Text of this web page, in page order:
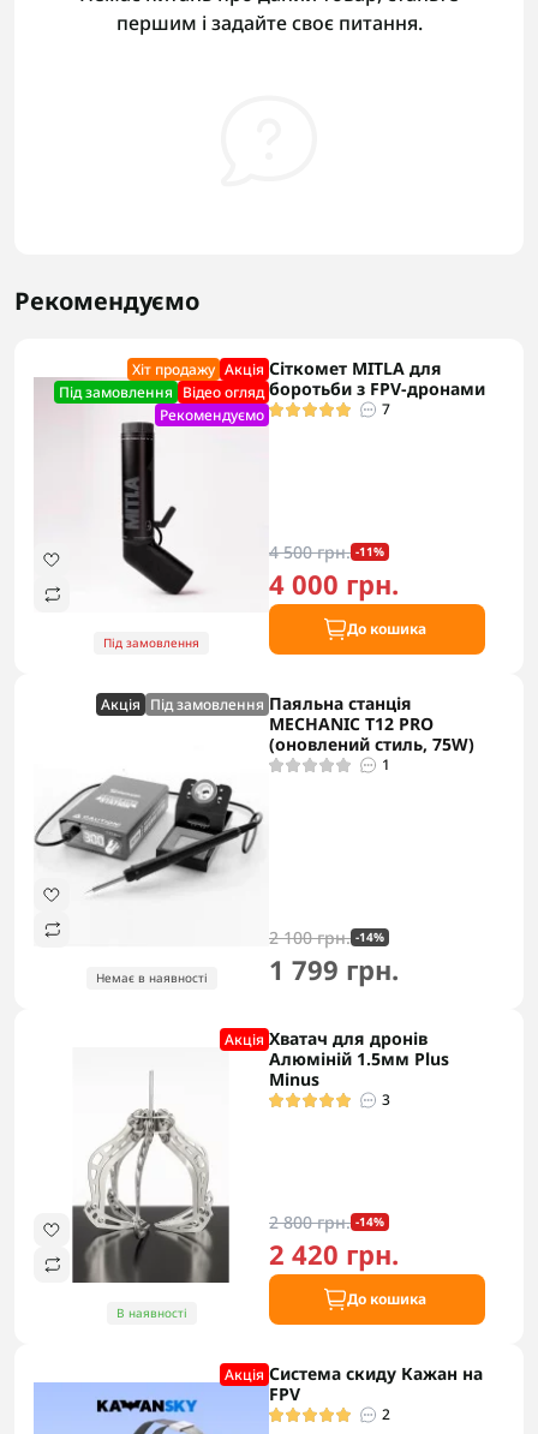
першим і задайте своє питання.
Рекомендуємо
Хіт продажу Акцiя
Під замовлення Відео огляд
Рекомендуємо
Під замовлення
Сіткомет MITLA для
боротьби з FPV-дронами
7
4 500 грн. -11%
4 000 грн.
До кошика
Акцiя Під замовлення
Немає в наявності
Паяльна станція
MECHANIC T12 PRO
(оновлений стиль, 75W)
1
2 100 грн. -14%
1 799 грн.
Акцiя
В наявності
Хватач для дронів
Алюміній 1.5мм Plus
Minus
3
2 800 грн. -14%
2 420 грн.
До кошика
Акцiя Система скиду Кажан на
FPV
2